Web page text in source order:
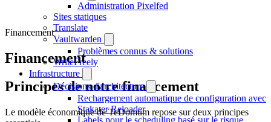
Administration Pixelfed
Sites statiques
Translate
Vaultwarden
Problèmes connus & solutions
WriteFreely
Infrastructure
Décisions d'architecture
Rechargement automatique de configuration avec
Stakater Reloader
Labels pour le scheduling basé sur le risque
Financement
Financement
Principes de notre financement
Le modèle économique de TeDomum repose sur deux principes